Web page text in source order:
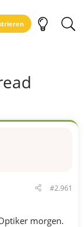
#2.961
morgen.